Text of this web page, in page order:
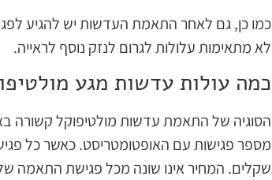
כמו כן, גם לאחר התאמת העדשות יש להגיע
לא מתאימות עלולות לגרום לנזק נוסף לראייה.
כמה עולות עדשות מגע
הסוגיה של התאמת עדשות מולטיפוקל קשורה
שקלים. המחיר אינו שונה מכל פגישת התאמה